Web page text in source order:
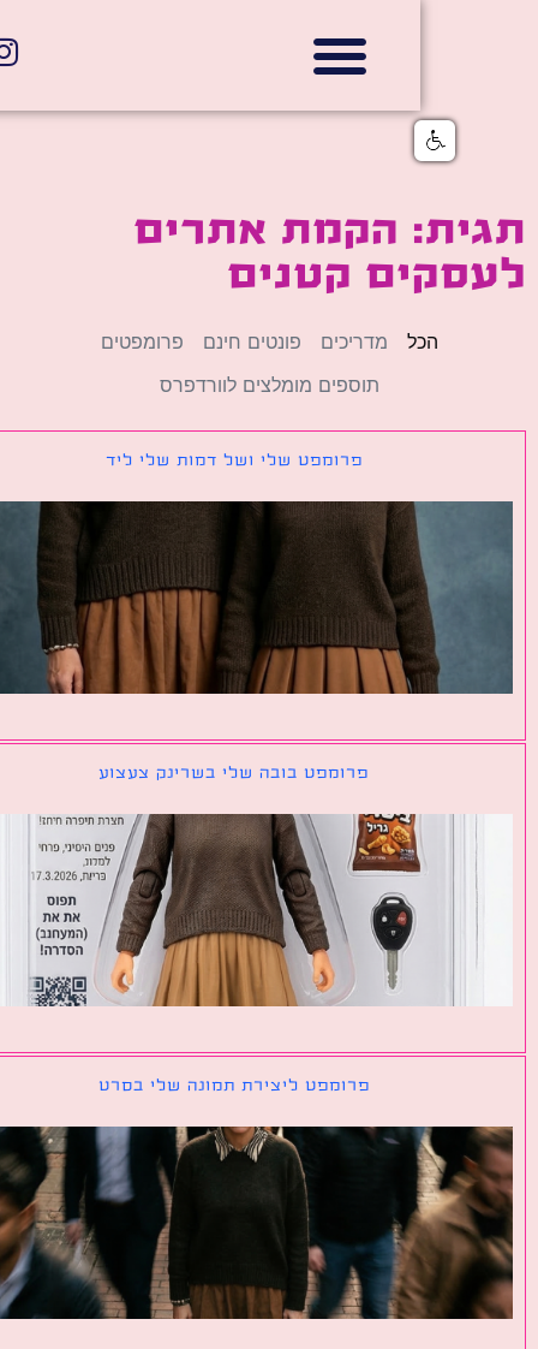
הקמת אתרים
קטנים
מדריכים פונטים חינם
פרומפטים
תוספים מומלצים לוורדפרס
פרומפט שלי ושל דמות שלי ליד
פרומפט בובה שלי בשרינק צעצוע
פרומפט ליצירת תמונה שלי בסרט